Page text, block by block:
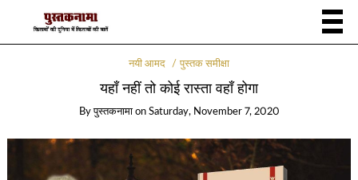
नयी आमद पुस्तक समीक्षा
यहाँ नहीं तो कोई रास्ता वहाँ होगा
Byपुस्तकनामा on Saturday, November 7, 2020